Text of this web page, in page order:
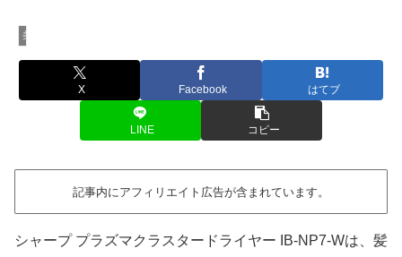
美容・健康家電
X Facebook はてブ
LINE コピー
記事内にアフィリエイト広告が含まれています。
シャープ プラズマクラスタードライヤー IB-NP7-Wは、髪